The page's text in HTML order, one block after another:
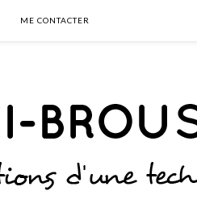
ME CONTACTER